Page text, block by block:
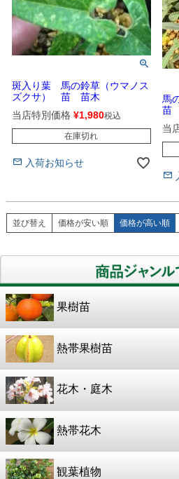
斑入り葉 馬の鈴草（ウマノス
ズクサ） 苗 苗木
当店特別価格 ¥1,980税込
在庫切れ
入荷お知らせ
馬
苗
当
並び替え 価格が安い順 価格が高い順
果樹苗
熱帯果樹苗
花木・庭木
熱帯花木
観葉植物